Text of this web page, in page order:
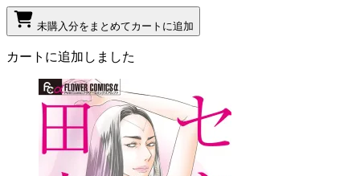
未購入分をまとめてカートに追加
カートに追加しました